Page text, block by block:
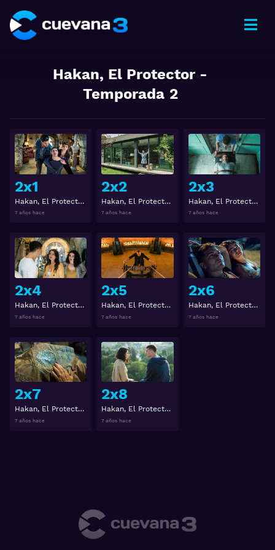
Hakan, El Protector-
Temporada 2
2x1
Hakan, El Protector 2x1
7 años hace
Ver
2x2
Hakan, El Protector 2x2
7 años hace
Ver
2x3
Hakan, El Protector 2x3
7 años hace
2x4
Hakan, El Protector 2x4
7 años hace
Ver
2x5
Hakan, El Protector 2x5
7 años hace
Ver
2x6
Hakan, El Protector 2x6
7 años hace
2x7
Hakan, El Protector 2x7
7 años hace
Ver
2x8
Hakan, El Protector 2x8
7 años hace